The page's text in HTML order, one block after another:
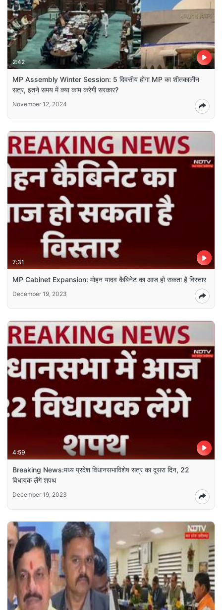
2:42
MP Assembly Winter Session: 5 दिवसीय होगा MP का शीतकालीन
सत्र, इतने समय में क्या काम करेगी सरकार?
November 12, 2024
7:31
MP Cabinet Expansion: मोहन यादव कैबिनेट का आज हो सकता है विस्तार
December 19, 2023
4:59
Breaking News:मध्य प्रदेश विधानसभाविशेष सत्र का दूसरा दिन, 22
विधायक लेंगे शपथ
December 19, 2023